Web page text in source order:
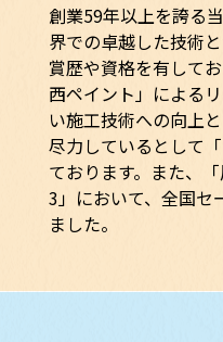
創業59年以上を誇る
界での卓越した技術
賞歴や資格を有して
西ペイント」による
い施工技術への向上
尽力しているとして
ております。また、
3」において、全国セ
ました。